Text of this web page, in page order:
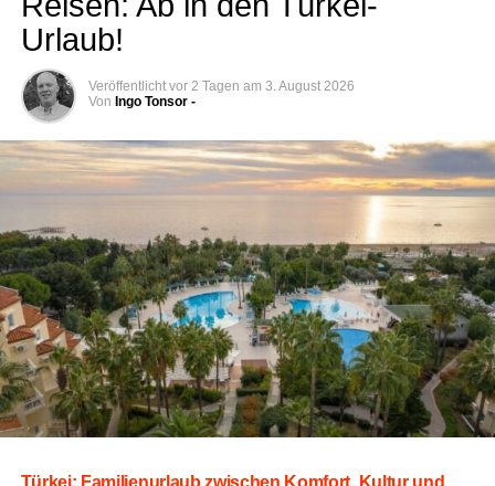
Urlaub!
Veröffentlicht vor 2 Tagen am 3. August 2026
Von Ingo Tonsor -
Tür­kei: Fami­li­en­ur­laub zwi­schen Kom­fort, Kul­tur und